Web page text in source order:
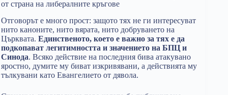
от страна на либералните кръгове
Отговорът е много прост: защото тях не ги интересуват
нито каноните, нито вярата, нито добруването на
Църквата. Единственото, което е важно за тях е да
подкопават легитимността и значението на БПЦ и
Синода. Всяко действие на последния бива атакувано
яростно, думите му биват изкривявани, а действията му
тълкувани като Евангелието от дявола.